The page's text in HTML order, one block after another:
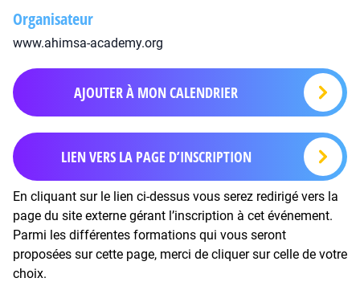
Organisateur
www.ahimsa-academy.org
AJOUTER À MON CALENDRIER
LIEN VERS LA PAGE D’INSCRIPTION
En cliquant sur le lien ci-dessus vous serez redirigé vers la
page du site externe gérant l’inscription à cet événement.
Parmi les différentes formations qui vous seront
proposées sur cette page, merci de cliquer sur celle de votre
choix.